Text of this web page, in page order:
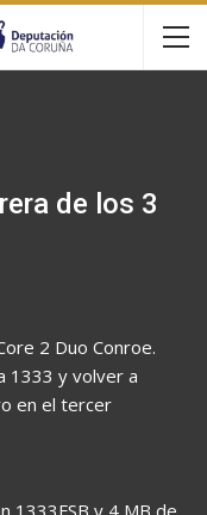
de los 3
2 Duo Conroe.
1333 y volver a
en el tercer
1333FSB y 4 MB de